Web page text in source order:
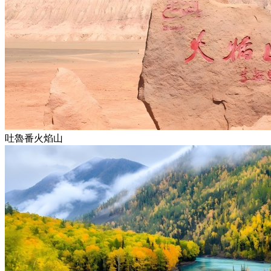
吐魯番火焰山